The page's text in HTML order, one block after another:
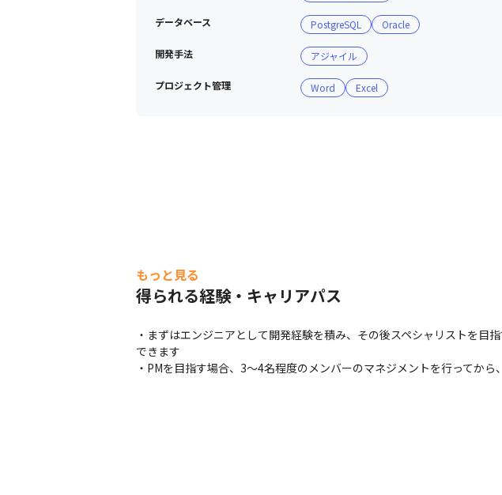
データベース PostgreSQL Oracle
開発手法 アジャイル
プロジェクト管理 Word Excel
もっと見る
得られる経験・キャリアパス
・まずはエンジニアとして開発経験を積み、その後スペシャリストを
できます
・PMを目指す場合、3～4名程度のメンバーのマネジメントを行ってか